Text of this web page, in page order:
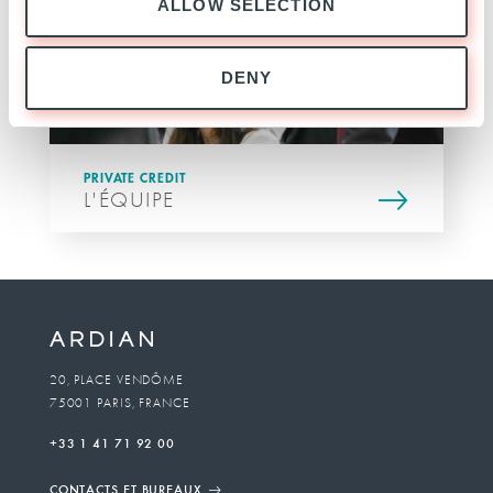
ALLOW SELECTION
DENY
PRIVATE CREDIT
L'ÉQUIPE
20, PLACE VENDÔME
75001 PARIS, FRANCE
+33 1 41 71 92 00
CONTACTS ET BUREAUX